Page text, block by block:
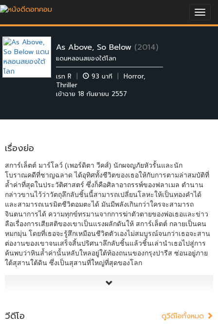
As Above, So Below (2014)
แดนหลอนสยองใต้โลก
เรท R
| 93 นาที | Horror,
Thriller
เข้าฉาย 18 กันยายน 2557
เรื่องย่อ
สการ์เล็ตต์ มาร์โลว์ (เพอร์ดิตา วีคส์) นักผจญภัยหัวรั้นและนัก
โบราณคดีที่ชาญฉลาด ได้อุทิศทั้งชีวิตของเธอให้กับการตามล่าสมบัติที่
ล้ำค่าที่สุดในประวัติศาสตร์ ซึ่งก็คือศิลาอาถรรพ์ของฟลาเมล ตำนาน
กล่าวขานไว้ว่าวัตถุลึกลับชิ้นนี้สามารถเปลี่ยนโลหะให้เป็นทองคำได้
และสามารถเนรมิตชีวิตอมตะได้ มันมีพลังเกินกว่าใครจะสามารถ
จินตนาการได้ ความทุกข์ทรมานจากการฆ่าตัวตายของพ่อเธอและข่าว
ลือเรื่องการเสียสติของเขาเป็นแรงผลักดันให้ สการ์เล็ตต์ กลายเป็นคน
หมกมุ่น โดยที่เธอจะรู้สึกเหมือนชีวิตตัวเองไม่สมบูรณ์จนกว่าเธอจะสาน
ต่องานของเขาจนเสร็จสิ้นปริศนาลึกลับชิ้นแล้วชิ้นเล่านำเธอไปสู่การ
ค้นพบว่าหินล้ำค่านั้นหลับใหลอยู่ใต้ท้องถนนของกรุงปารีส ซ่อนอยู่ภาย
ใต้สุสานใต้ดิน ซึ่งเป็นสุสานที่ใหญ่ที่สุดของโลก
วีดีโอ ดูวีดีโอทั้งหมด